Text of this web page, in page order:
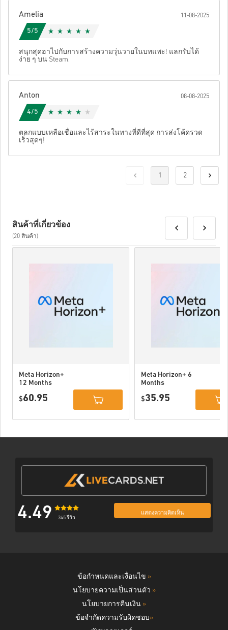
Amelia 11-08-2025
5/5
สนุกสุดฮาไปกับการสร้างความวุ่นวายในบทแพะ! แลกรับได้
ง่าย ๆ บน Steam.
Anton 08-08-2025
4/5
ตลกแบบเหลือเชื่อและไร้สาระในทางที่ดีที่สุด การส่งโค้ดรวด
เร็วสุดๆ!
1 2
สินค้าที่เกี่ยวข้อง
(20 สินค้า)
Meta Horizon+
12 Months
USA
$60.95
Meta Horizon+ 6
Months
USA
$35.95
4.49 345 รีวิว
แสดงความคิดเห็น
ข้อกำหนดและเงื่อนไข »
นโยบายความเป็นส่วนตัว »
นโยบายการคืนเงิน »
ข้อจำกัดความรับผิดชอบ»